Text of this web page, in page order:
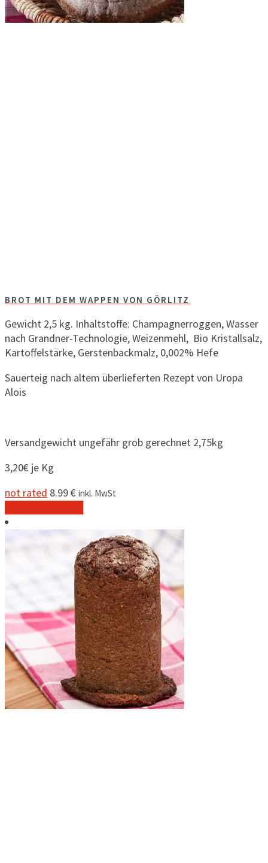
BROT MIT DEM WAPPEN VON GÖRLITZ
Gewicht 2,5 kg. Inhaltstoffe: Champagnerroggen, Wasser
nach Grandner-Technologie, Weizenmehl, Bio Kristallsalz,
Kartoffelstärke, Gerstenbackmalz, 0,002% Hefe
Sauerteig nach altem überlieferten Rezept von Uropa
Alois
Versandgewicht ungefähr grob gerechnet 2,75kg
3,20€ je Kg
not rated 8.99€ inkl. MwSt